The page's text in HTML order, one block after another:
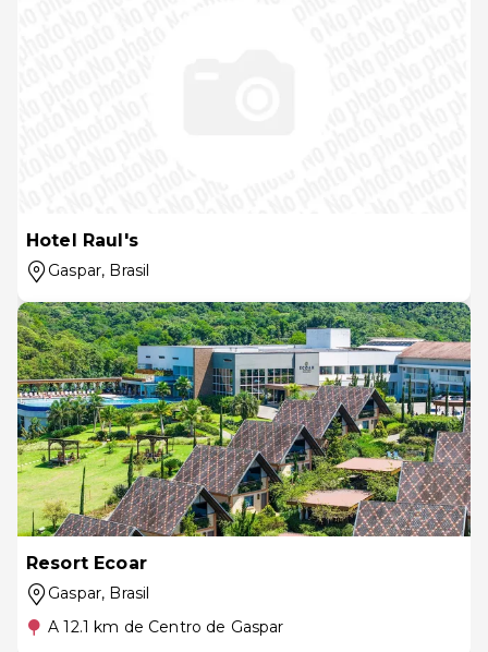
Hotel Raul's
Gaspar, Brasil
Resort Ecoar
Gaspar, Brasil
A 12.1 km de Centro de Gaspar